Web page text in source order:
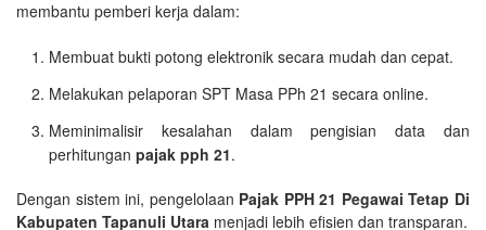
membantu pemberi kerja dalam:
Membuat bukti potong elektronik secara mudah dan cepat.
Melakukan pelaporan SPT Masa PPh 21 secara online.
Meminimalisir kesalahan dalam pengisian data dan
perhitungan pajak pph 21.
Dengan sistem ini, pengelolaan Pajak PPH 21 Pegawai Tetap Di
Kabupaten Tapanuli Utara menjadi lebih efisien dan transparan.